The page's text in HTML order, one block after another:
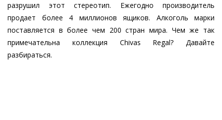
разрушил этот стереотип. Ежегодно производитель
продает более 4 миллионов ящиков. Алкоголь марки
поставляется в более чем 200 стран мира. Чем же так
примечательна коллекция Chivas Regal? Давайте
разбираться.